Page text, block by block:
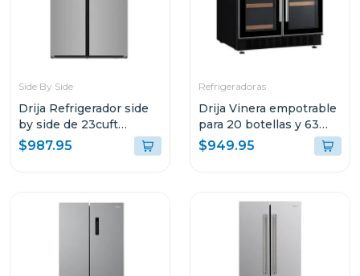
Side By Side
Drija Refrigerador side
by side de 23cuft
inverter color acero
$987.95
Refrigeradoras
Drija Vinera empotrable
para 20 botellas y 63
latas con doble zona
inverter bere
$949.95